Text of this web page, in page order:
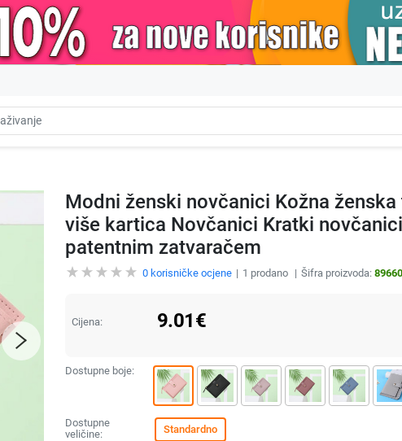
Modni ženski novčanici Kožna
više kartica Novčanici Kratki
patentnim zatvaračem
0korisničke ocjene 1 prodano Šifra proizvoda:
Cijena: 9.01€
Dostupne boje:
Dostupne
veličine:
Standardno